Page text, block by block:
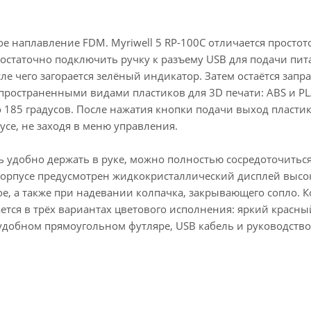
наплавление FDM. Myriwell 5 RP-100C отличается
подключить ручку к разъему USB для подачи
чего загорается зелёный индикатор. Затем остаётся
видами пластиков для 3D печати: ABS и
градусов. После нажатия кнопки подачи выход
не заходя в меню управления.
держать в руке, можно полностью
предусмотрен жидкокристаллический дисплей
а также при надевании колпачка, закрывающего
в трёх вариантах цветового исполнения: яркий
прямоугольном футляре, USB кабель и